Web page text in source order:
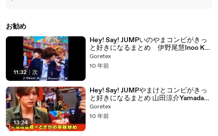
お勧め
11:32 次
Hey! Say! JUMPいのやまコンビがきっ
と好きになるまとめ 伊野尾慧Inoo Kei
山田涼介Yamada Ryosuke 平成ジャン
プ
Goretex
10 年前
13:24
Hey! Say! JUMPやまけとコンビがきっ
と好きになるまとめ 山田涼介Yamada
Ryosuke 岡本圭人Okamoto Keito 平成
ジャンプ
Goretex
10 年前